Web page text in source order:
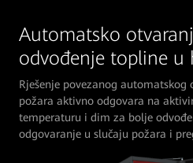
Automatsko
odvođenje topline u
Rješenje povezanog
požara aktivno odgovara na
temperaturu i dim za bolje
odgovaranje u slučaju požara i